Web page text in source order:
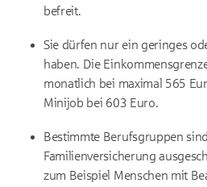
befreit.
Sie dürfen nur ein geringes
haben. Die
monatlich bei maximal 565
Minijob bei 603 Euro.
Bestimmte Berufsgruppen
Familienversicherung
zum Beispiel Menschen mit